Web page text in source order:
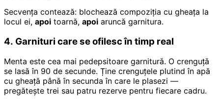
Secvența contează: blochează compoziția cu gheața la
locul ei, apoi toarnă, apoi aruncă garnitura.
4. Garnituri care se ofilesc în timp real
Menta este cea mai pedepsitoare garnitură. O crenguță
se lasă în 90 de secunde. Ține crenguțele plutind în apă
cu gheață până în secunda în care le plasezi —
pregătește trei sau patru rezerve pentru fiecare cadru.